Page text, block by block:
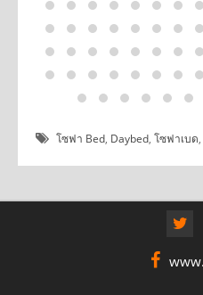
โซฟา Bed, Daybed, โซฟาเบด,